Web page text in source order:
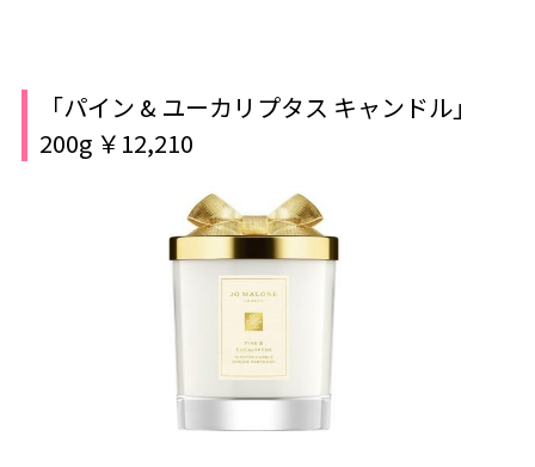
「パイン & ユーカリプタス キャンドル」
200g ￥12,210